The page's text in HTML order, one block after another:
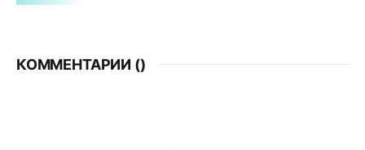
КОММЕНТАРИИ ()